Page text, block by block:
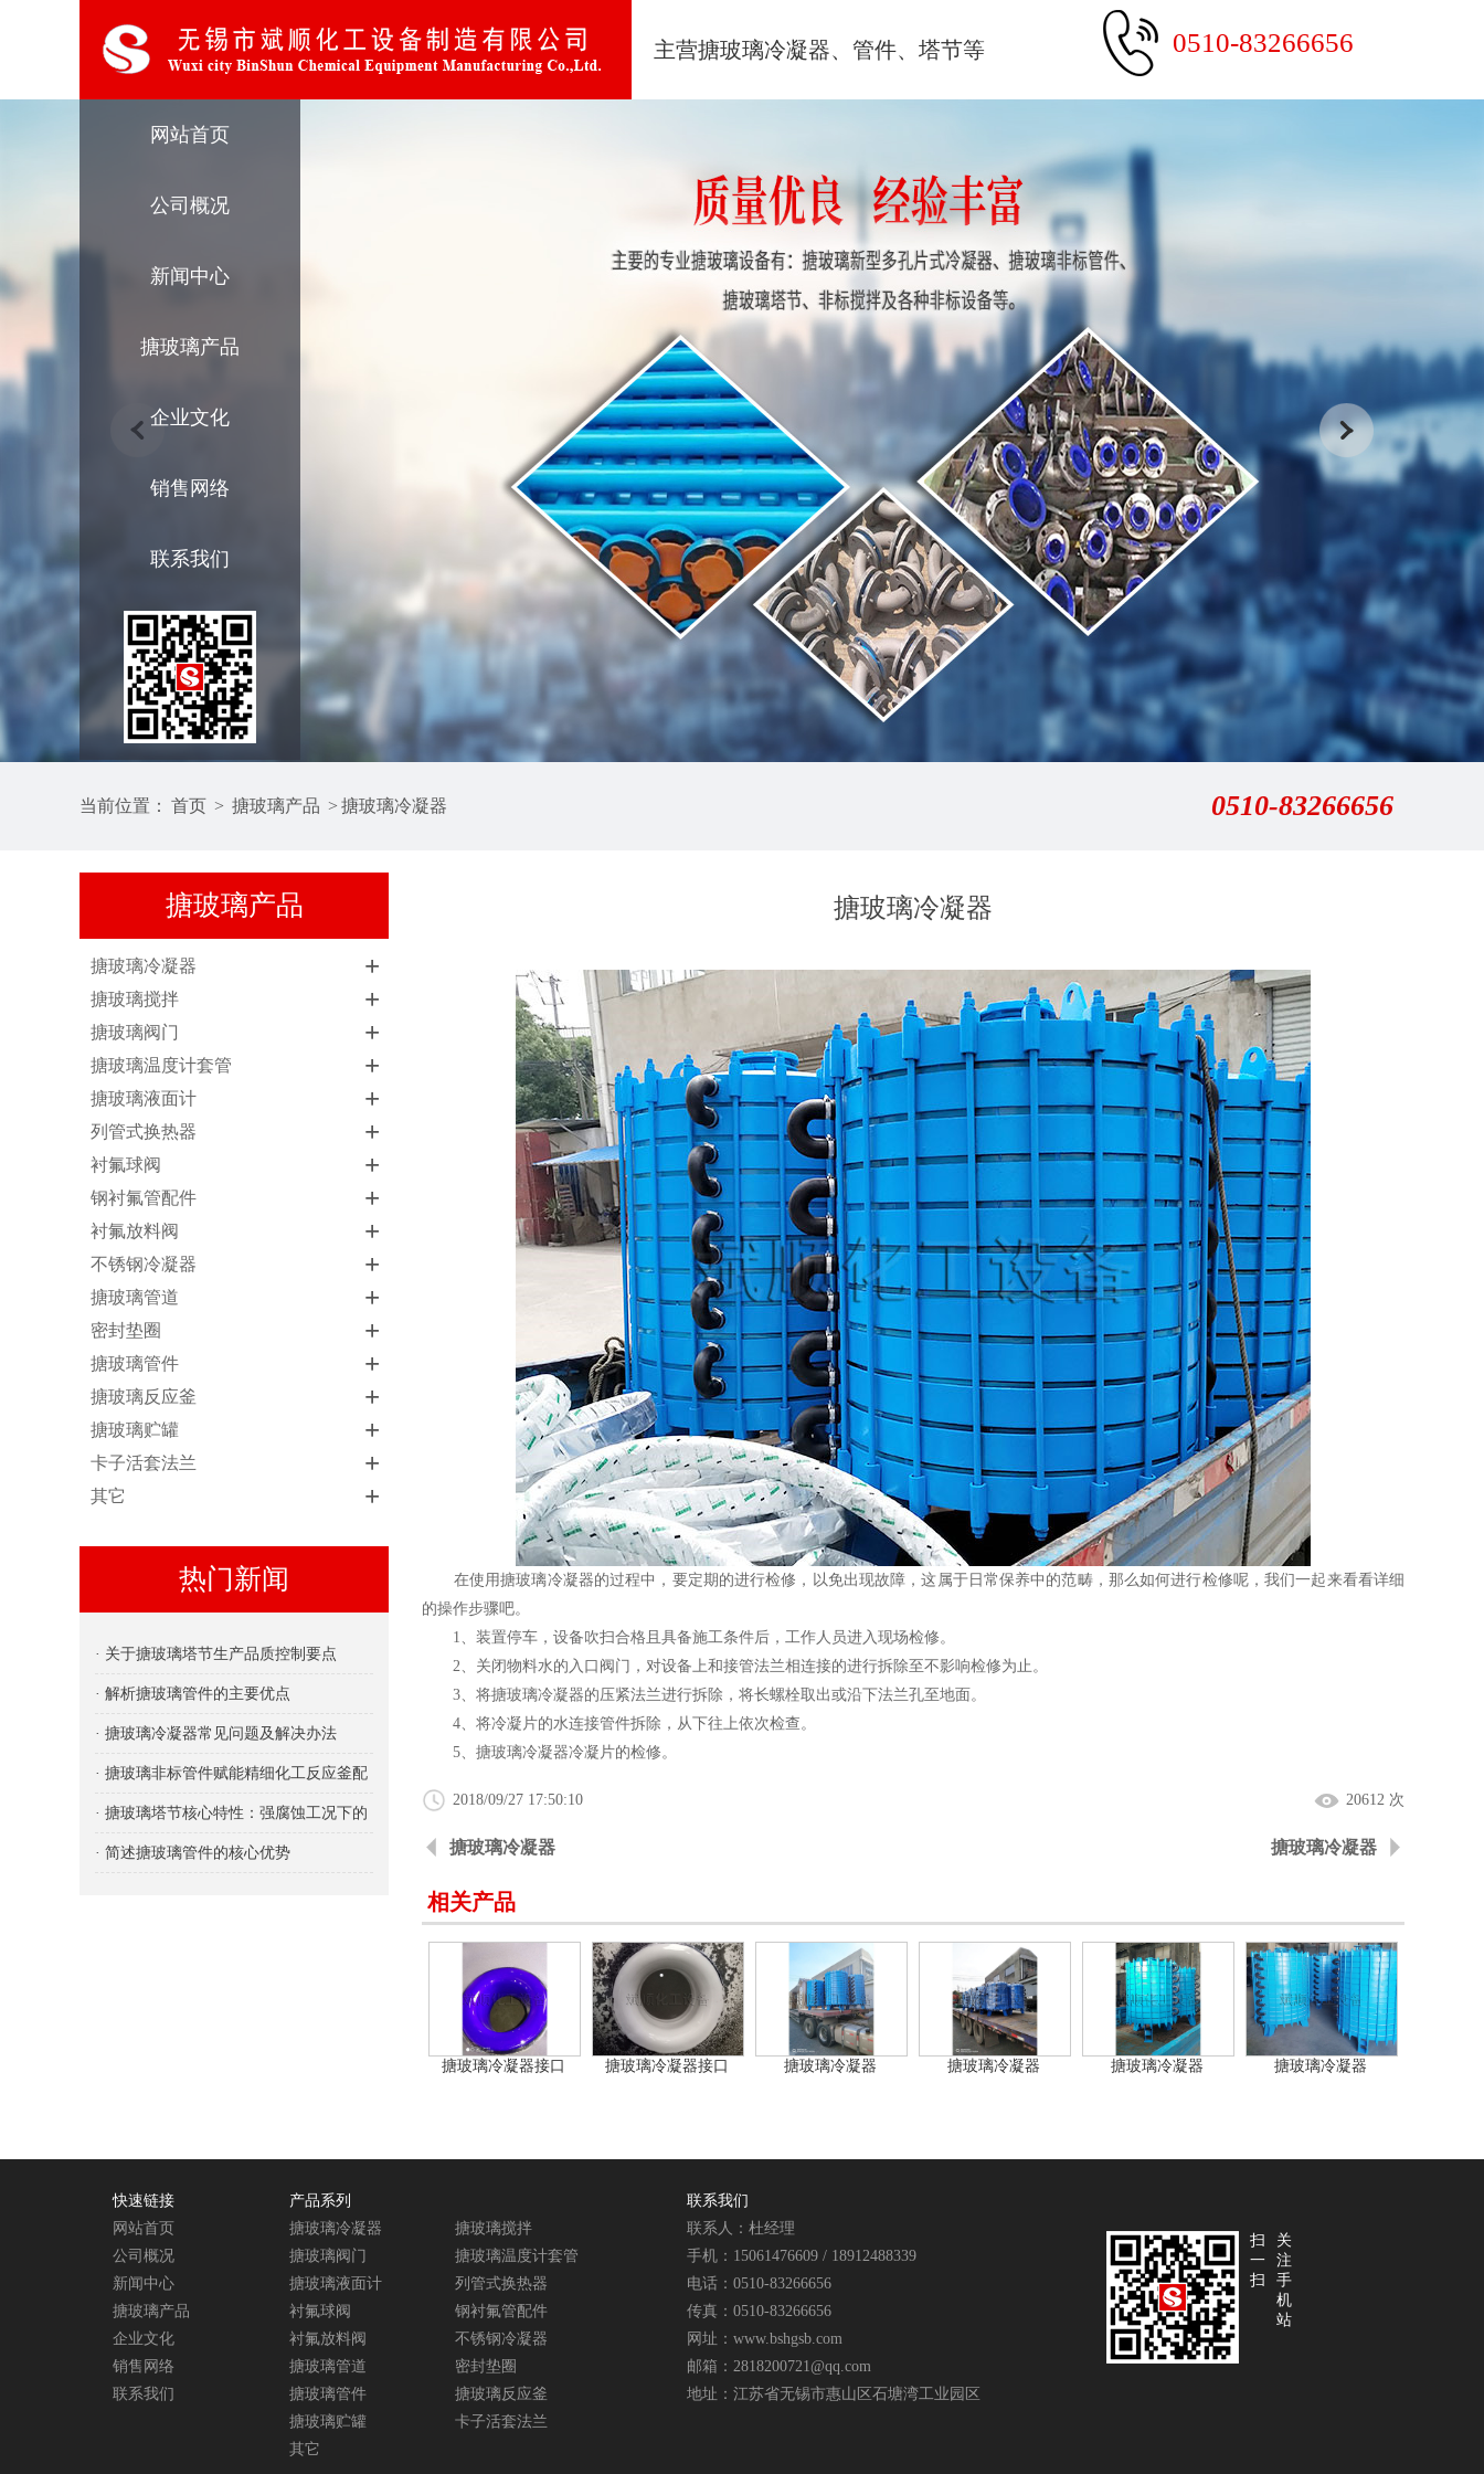
主营搪玻璃冷凝器、管件、塔节等 0510-83266656
网站首页
公司概况
新闻中心
搪玻璃产品
企业文化
销售网络
联系我们
0510-83266656
当前位置： 首页 > 搪玻璃产品 > 搪玻璃冷凝器
搪玻璃产品
搪玻璃冷凝器 +
搪玻璃搅拌 +
搪玻璃阀门 +
搪玻璃温度计套管 +
搪玻璃液面计 +
列管式换热器 +
衬氟球阀 +
钢衬氟管配件 +
衬氟放料阀 +
不锈钢冷凝器 +
搪玻璃管道 +
密封垫圈 +
搪玻璃管件 +
搪玻璃反应釜 +
搪玻璃贮罐 +
卡子活套法兰 +
其它 +
热门新闻
· 关于搪玻璃塔节生产品质控制要点
· 解析搪玻璃管件的主要优点
· 搪玻璃冷凝器常见问题及解决办法
· 搪玻璃非标管件赋能精细化工反应釜配
套
· 搪玻璃塔节核心特性：强腐蚀工况下的
可靠屏障
· 简述搪玻璃管件的核心优势
搪玻璃冷凝器
在使用搪玻璃冷凝器的过程中，要定期的进行检修，以免出现故障，这属于日常保养中的范畴，那么如何进行检修呢，我们一起来看看详细
的操作步骤吧。
1、装置停车，设备吹扫合格且具备施工条件后，工作人员进入现场检修。
2、关闭物料水的入口阀门，对设备上和接管法兰相连接的进行拆除至不影响检修为止。
3、将搪玻璃冷凝器的压紧法兰进行拆除，将长螺栓取出或沿下法兰孔至地面。
4、将冷凝片的水连接管件拆除，从下往上依次检查。
5、搪玻璃冷凝器冷凝片的检修。
2018/09/27 17:50:10 20612 次
搪玻璃冷凝器 搪玻璃冷凝器
相关产品
搪玻璃冷凝器接口 搪玻璃冷凝器接口 搪玻璃冷凝器 搪玻璃冷凝器 搪玻璃冷凝器 搪玻璃冷凝器
快速链接
网站首页
公司概况
新闻中心
搪玻璃产品
企业文化
销售网络
联系我们
产品系列
搪玻璃冷凝器
搪玻璃搅拌
搪玻璃阀门
搪玻璃温度计套管
搪玻璃液面计
列管式换热器
衬氟球阀
钢衬氟管配件
衬氟放料阀
不锈钢冷凝器
搪玻璃管道
密封垫圈
搪玻璃管件
搪玻璃反应釜
搪玻璃贮罐
卡子活套法兰
其它
联系我们
联系人：杜经理
手机：15061476609 / 18912488339
电话：0510-83266656
传真：0510-83266656
网址：www.bshgsb.com
邮箱：2818200721@qq.com
地址：江苏省无锡市惠山区石塘湾工业园区
扫
一
扫
关
注
手
机
站